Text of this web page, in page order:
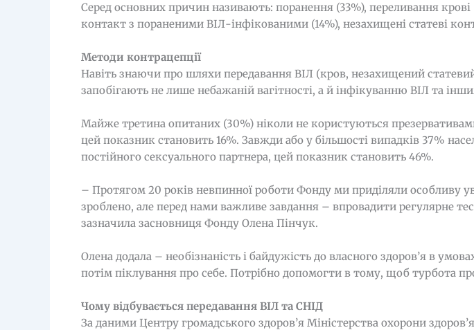
Серед основних причин називають: поранення (33%), переливання
контакт з пораненими ВІЛ-інфікованими (14%), незахищені статеві
Методи контрацепції
Навіть знаючи про шляхи передавання ВІЛ (кров, незахищений
запобігають не лише небажаній вагітності, а й інфікуванню ВІЛ та
Майже третина опитаних (30%) ніколи не користуються
цей показник становить 16%. Завжди або у більшості випадків 37%
постійного сексуального партнера, цей показник становить 46%.
– Протягом 20 років невпинної роботи Фонду ми приділяли особливу
зроблено, але перед нами важливе завдання – впровадити регулярне
зазначила засновниця Фонду Олена Пінчук.
Олена додала – необізнаність і байдужість до власного здоров’я в
потім піклування про себе. Потрібно допомогти в тому, щоб турбота
Чому відбувається передавання ВІЛ та СНІД
За даними Центру громадського здоров’я Міністерства охорони